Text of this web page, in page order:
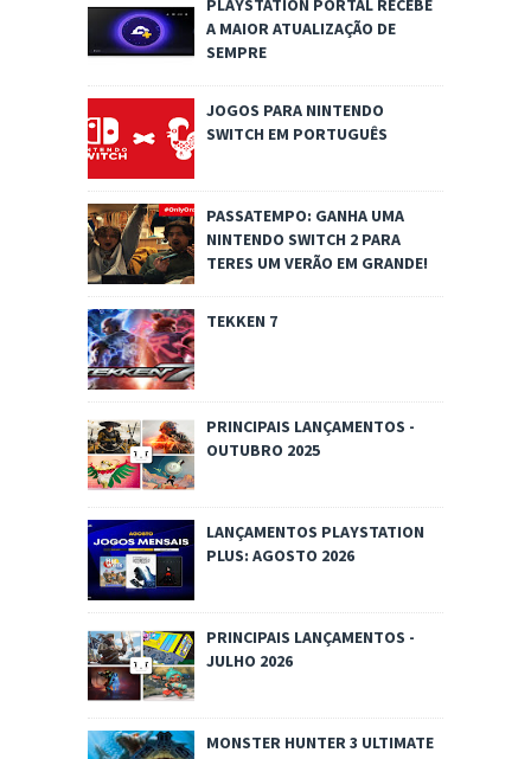
PLAYSTATION PORTAL RECEBE
A MAIOR ATUALIZAÇÃO DE
SEMPRE
JOGOS PARA NINTENDO
SWITCH EM PORTUGUÊS
PASSATEMPO: GANHA UMA
NINTENDO SWITCH 2 PARA
TERES UM VERÃO EM GRANDE!
TEKKEN 7
PRINCIPAIS LANÇAMENTOS -
OUTUBRO 2025
LANÇAMENTOS PLAYSTATION
PLUS: AGOSTO 2026
PRINCIPAIS LANÇAMENTOS -
JULHO 2026
MONSTER HUNTER 3 ULTIMATE